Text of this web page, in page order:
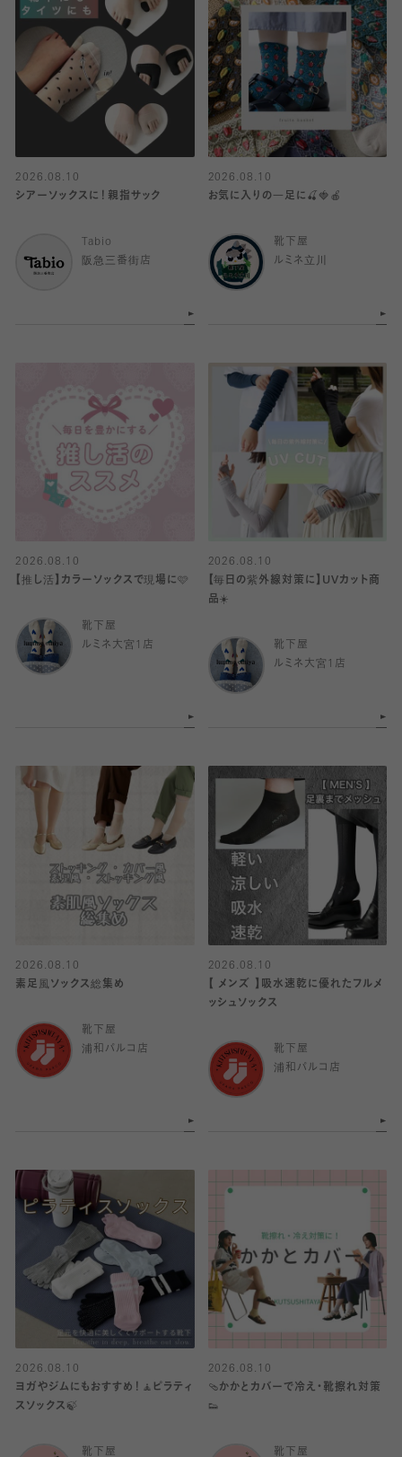
2026.08.10
シアーソックスに！親指サック
Tabio
阪急三番街店
2026.08.10
お気に入りの一足に🍒🍓🍎
靴下屋
ルミネ立川
2026.08.10
【推し活】カラーソックスで現場に🩷
靴下屋
ルミネ大宮1店
2026.08.10
【毎日の紫外線対策に】UVカット商
品☀️
靴下屋
ルミネ大宮1店
2026.08.10
素足風ソックス総集め
靴下屋
浦和パルコ店
2026.08.10
【 メンズ 】吸水速乾に優れたフルメ
ッシュソックス
靴下屋
浦和パルコ店
2026.08.10
ヨガやジムにもおすすめ！🧘ピラティ
スソックス🍃
靴下屋
2026.08.10
🩴かかとカバーで冷え・靴擦れ対策
👟
靴下屋